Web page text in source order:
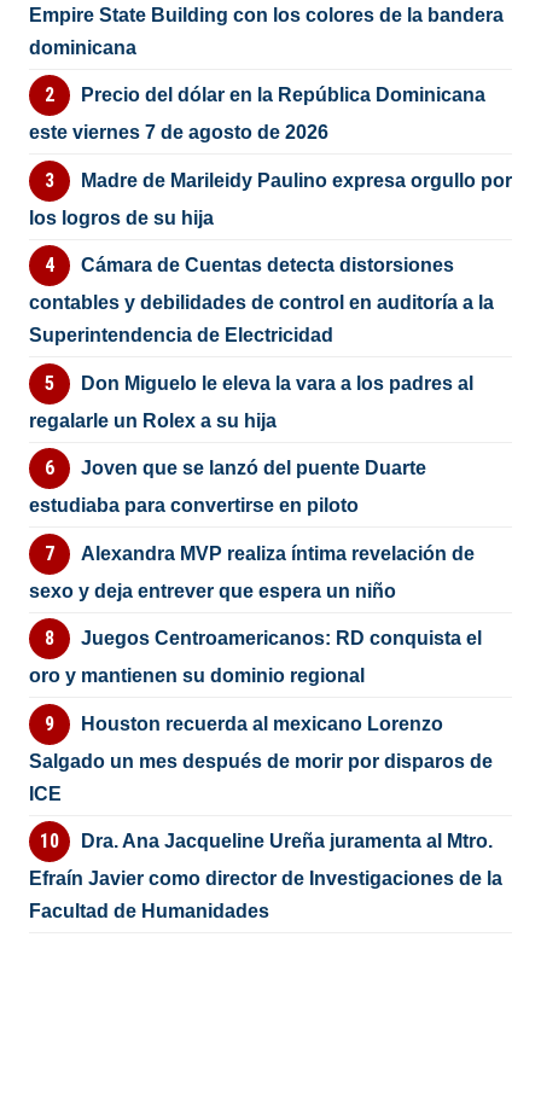
Empire State Building con los colores de la bandera
dominicana
Precio del dólar en la República Dominicana
este viernes 7 de agosto de 2026
Madre de Marileidy Paulino expresa orgullo por
los logros de su hija
Cámara de Cuentas detecta distorsiones
contables y debilidades de control en auditoría a la
Superintendencia de Electricidad
Don Miguelo le eleva la vara a los padres al
regalarle un Rolex a su hija
Joven que se lanzó del puente Duarte
estudiaba para convertirse en piloto
Alexandra MVP realiza íntima revelación de
sexo y deja entrever que espera un niño
Juegos Centroamericanos: RD conquista el
oro y mantienen su dominio regional
Houston recuerda al mexicano Lorenzo
Salgado un mes después de morir por disparos de
ICE
Dra. Ana Jacqueline Ureña juramenta al Mtro.
Efraín Javier como director de Investigaciones de la
Facultad de Humanidades